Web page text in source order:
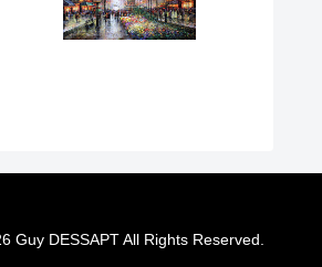
Guy DESSAPT All Rights Reserved.